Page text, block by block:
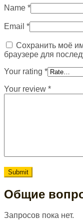
Name *
Email *
Сохранить моё
браузере для
Your rating *
Your review *
Общие
Запросов пока нет.